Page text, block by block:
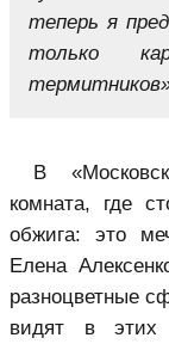
теперь я
только
В
комната, где
обжига: это
Елена
разноцветные
видят в этих